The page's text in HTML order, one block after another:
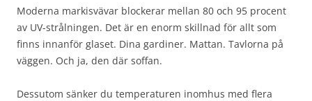
Moderna markisvävar blockerar mellan 80 och 95 procent
av UV-strålningen. Det är en enorm skillnad för allt som
finns innanför glaset. Dina gardiner. Mattan. Tavlorna på
väggen. Och ja, den där soffan.
Dessutom sänker du temperaturen inomhus med flera